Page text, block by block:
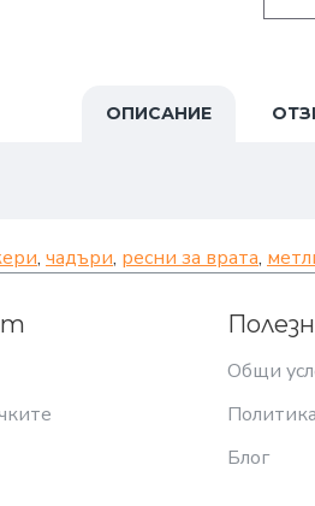
ОПИСАНИЕ
, чадъри, ресни за врата,
Общи
Блог